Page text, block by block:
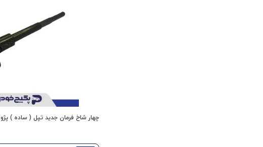
چهار شاخ فرمان جدید تپل ( ساده ) پژو 405 880347 چکاد